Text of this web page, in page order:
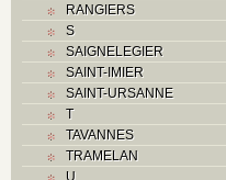
H
I
J
K
M
Monuments historiques
RANGIERS
S
SAIGNELEGIER
SAINT-IMIER
SAINT-URSANNE
T
TAVANNES
TRAMELAN
U